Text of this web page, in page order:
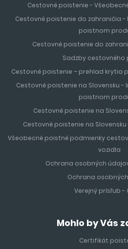
Cestovné poistenie -
Cestovné poistenie do zahraničia
poistnom
Cestovné poistenie do
Sadzby cestovného
Cestovné poistenie – prehlad krytia
Cestovné poistenie na Slovensku
poistnom
Cestovné poistenie na
Cestovné poistenie na
Všeobecné poistné podmienky
vozidla
Ochrana osobných
Ochrana
Verejný prísľub -
Mohlo by Vás
Certifikát